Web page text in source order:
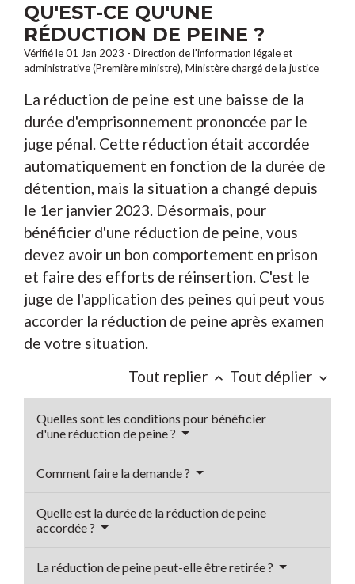
QU'EST-CE QU'UNE
RÉDUCTION DE PEINE ?
Vérifié le 01 Jan 2023 - Direction de l'information légale et
administrative (Première ministre), Ministère chargé de la justice
La réduction de peine est une baisse de la
durée d'emprisonnement prononcée par le
juge pénal. Cette réduction était accordée
automatiquement en fonction de la durée de
détention, mais la situation a changé depuis
le 1er janvier 2023. Désormais, pour
bénéficier d'une réduction de peine, vous
devez avoir un bon comportement en prison
et faire des efforts de réinsertion. C'est le
juge de l'application des peines qui peut vous
accorder la réduction de peine après examen
de votre situation.
Tout replier keyboard_arrow_up Tout déplier keyboard_arrow_down
Quelles sont les conditions pour bénéficier
d'une réduction de peine ?
Comment faire la demande ?
Quelle est la durée de la réduction de peine
accordée ?
La réduction de peine peut-elle être retirée ?